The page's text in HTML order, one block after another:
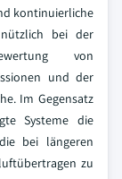
kontinuierliche
bei der
von
und der
Im Gegensatz
Systeme die
bei längeren
zu